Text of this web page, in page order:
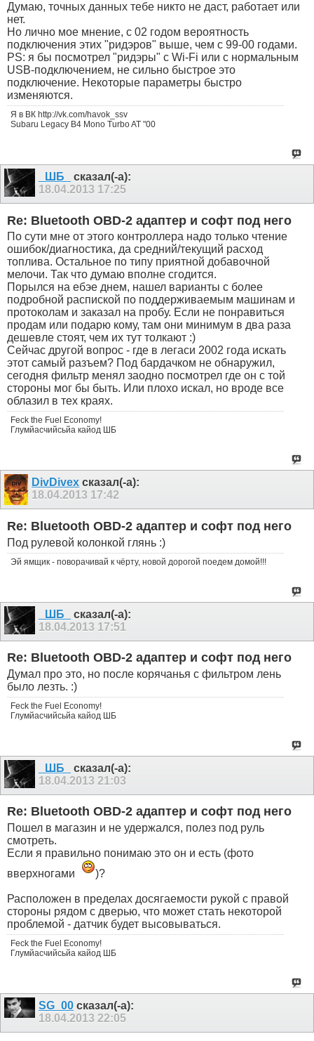
Думаю, точных данных тебе никто не даст, работает или
нет.
Но лично мое мнение, с 02 годом вероятность
подключения этих "ридэров" выше, чем с 99-00 годами.
PS: я бы посмотрел "ридэры" с Wi-Fi или с нормальным
USB-подключением, не сильно быстрое это
подключение. Некоторые параметры быстро
изменяются.
Я в ВК http://vk.com/havok_ssv
Subaru Legacy B4 Mono Turbo AT "00
_ШБ_
сказал(-а):
18.04.2013 17:25
Re: Bluetooth OBD-2 адаптер и софт под него
По сути мне от этого контроллера надо только чтение
ошибок/диагностика, да средний/текущий расход
топлива. Остальное по типу приятной добавочной
мелочи. Так что думаю вполне сгодится.
Порылся на ебэе днем, нашел варианты с более
подробной распиской по поддерживаемым машинам и
протоколам и заказал на пробу. Если не понравиться
продам или подарю кому, там они минимум в два раза
дешевле стоят, чем их тут толкают :)
Сейчас другой вопрос - где в легаси 2002 года искать
этот самый разъем? Под бардачком не обнаружил,
сегодня фильтр менял заодно посмотрел где он с той
стороны мог бы быть. Или плохо искал, но вроде все
облазил в тех краях.
Feck the Fuel Economy!
Глумйасчийсьйа кайод ШБ
DivDivex сказал(-а):
18.04.2013 17:42
Re: Bluetooth OBD-2 адаптер и софт под него
Под рулевой колонкой глянь :)
Эй ямщик - поворачивай к чёрту, новой дорогой поедем домой!!!
_ШБ_
сказал(-а):
18.04.2013 17:51
Re: Bluetooth OBD-2 адаптер и софт под него
Думал про это, но после корячанья с фильтром лень
было лезть. :)
Feck the Fuel Economy!
Глумйасчийсьйа кайод ШБ
_ШБ_
сказал(-а):
18.04.2013 21:03
Re: Bluetooth OBD-2 адаптер и софт под него
Пошел в магазин и не удержался, полез под руль
смотреть.
Если я правильно понимаю это он и есть (фото
вверхногами
)?
Расположен в пределах досягаемости рукой с правой
стороны рядом с дверью, что может стать некоторой
проблемой - датчик будет высовываться.
Feck the Fuel Economy!
Глумйасчийсьйа кайод ШБ
SG_00 сказал(-а):
18.04.2013 22:05